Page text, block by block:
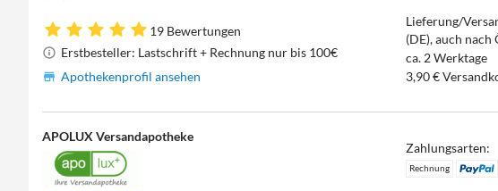
19 Bewertungen
Erstbesteller: Lastschrift + Rechnung nur bis 100€
Apothekenprofil ansehen
Lieferung/
(DE), auch
ca. 2 Werktage
3,90 €
APOLUX Versandapotheke
Zahlungsarten:
Rechnung